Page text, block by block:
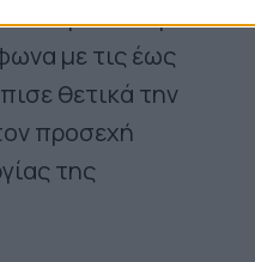
με
με τις έως
θετικά την
προσεχή
της